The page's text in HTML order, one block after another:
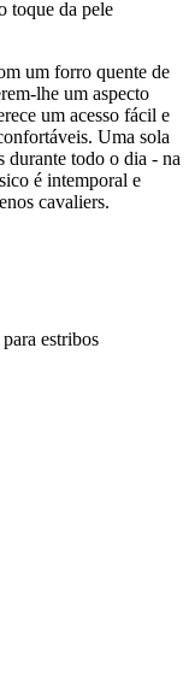
toque da pele
um forro quente de
lhe um aspecto
um acesso fácil e
Uma sola
durante todo o dia - na
é intemporal e
cavaliers.
estribos